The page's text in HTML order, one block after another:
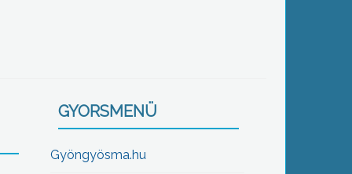
GYORSMENÜ
Gyöngyösma.hu